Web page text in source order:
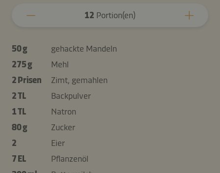
12 Portion(en)
50 g
gehackte Mandeln
275 g
Mehl
2 Prisen
Zimt, gemahlen
2 TL
Backpulver
1 TL
Natron
80 g
Zucker
2
Eier
7 EL
Pflanzenöl